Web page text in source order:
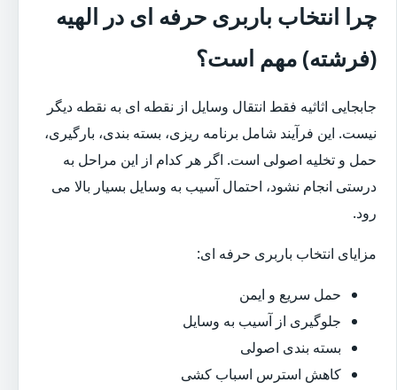
چرا انتخاب باربری حرفه ای در الهیه
(فرشته) مهم است؟
جابجایی اثاثیه فقط انتقال وسایل از نقطه ای به نقطه دیگر
نیست. این فرآیند شامل برنامه ریزی، بسته بندی، بارگیری،
حمل و تخلیه اصولی است. اگر هر کدام از این مراحل به
درستی انجام نشود، احتمال آسیب به وسایل بسیار بالا می
رود.
مزایای انتخاب باربری حرفه ای:
حمل سریع و ایمن
جلوگیری از آسیب به وسایل
بسته بندی اصولی
کاهش استرس اسباب کشی